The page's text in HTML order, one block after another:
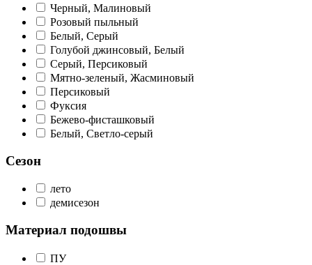
Черный, Малиновый
Розовый пыльный
Белый, Серый
Голубой джинсовый, Белый
Серый, Персиковый
Мятно-зеленый, Жасминовый
Персиковый
Фуксия
Бежево-фисташковый
Белый, Светло-серый
Сезон
лето
демисезон
Материал подошвы
ПУ